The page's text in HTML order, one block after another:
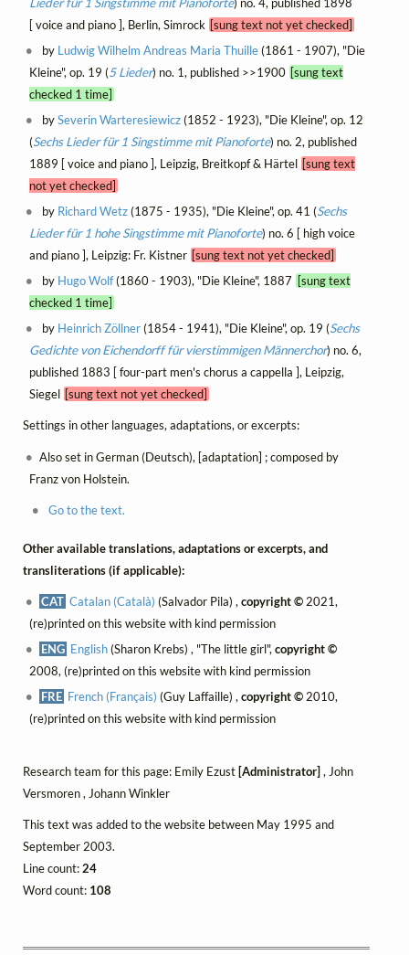
[ voice and piano ], Berlin, Simrock [sung text not yet checked]
by Ludwig Wilhelm Andreas Maria Thuille(1861 - 1907), "Die
Kleine", op. 19 (5 Lieder) no. 1, published >>1900 [sung text
checked 1 time]
bySeverin Warteresiewicz(1852 - 1923), "Die Kleine", op. 12
(Sechs Lieder für 1 Singstimme mit Pianoforte) no. 2, published
1889 [ voice and piano ], Leipzig, Breitkopf & Härtel [sung text
not yet checked]
by Richard Wetz(1875 - 1935), "Die Kleine", op. 41 (Sechs
Lieder für 1 hohe Singstimme mit Pianoforte) no. 6 [ high voice
and piano ], Leipzig: Fr. Kistner [sung text not yet checked]
by Hugo Wolf(1860 - 1903), "Die Kleine", 1887 [sung text
checked 1 time]
by Heinrich Zöllner(1854 - 1941), "Die Kleine", op. 19 (Sechs
Gedichte von Eichendorff für vierstimmigen Männerchor) no. 6,
published 1883 [ four-part men's chorus a cappella ], Leipzig,
Siegel [sung text not yet checked]
Settings in other languages, adaptations, or excerpts:
Also set in German (Deutsch), [adaptation] ; composed by
Franz von Holstein.
Go to the text.
Other available translations, adaptations or excerpts, and
transliterations (if applicable):
CAT Catalan (Català) (Salvador Pila) ,copyright © 2021,
(re)printed on this website with kind permission
ENG English(Sharon Krebs) , "The little girl",copyright ©
2008, (re)printed on this website with kind permission
FRE French (Français) (Guy Laffaille) ,copyright © 2010,
(re)printed on this website with kind permission
Research team for this page: Emily Ezust [Administrator] , John
Versmoren , Johann Winkler
This text was added to the website between May 1995 and
September 2003.
Line count:24
Word count: 108